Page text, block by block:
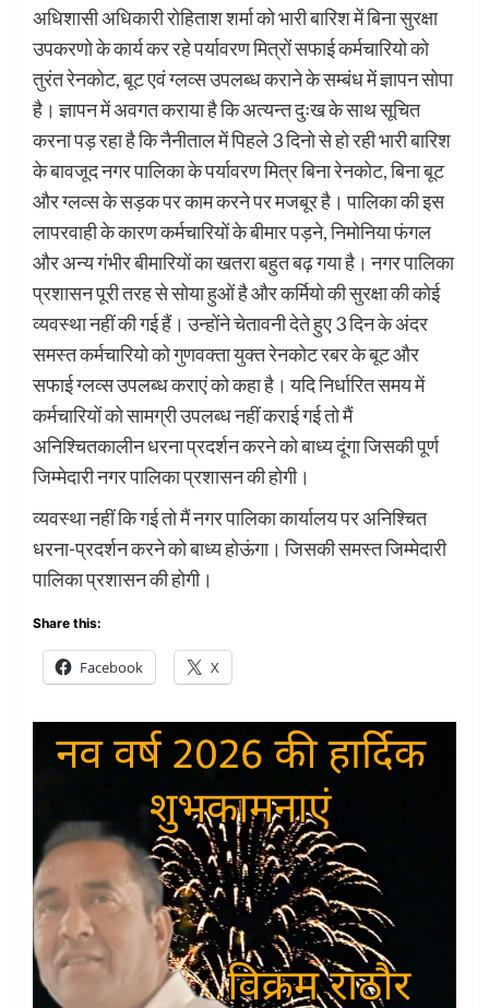
अधिशासी अधिकारी रोहिताश शर्मा को भारी बारिश में बिना सुरक्षा
उपकरणो के कार्य कर रहे पर्यावरण मित्रों सफाई कर्मचारियो को
तुरंत रेनकोट, बूट एवं ग्लव्स उपलब्ध कराने के सम्बंध में ज्ञापन सोपा
है। ज्ञापन में अवगत कराया है कि अत्यन्त दुःख के साथ सूचित
करना पड़ रहा है कि नैनीताल में पिहले 3 दिनो से हो रही भारी बारिश
के बावजूद नगर पालिका के पर्यावरण मित्र बिना रेनकोट, बिना बूट
और ग्लव्स के सड़क पर काम करने पर मजबूर है। पालिका की इस
लापरवाही के कारण कर्मचारियों के बीमार पड़ने, निमोनिया फंगल
और अन्य गंभीर बीमारियों का खतरा बहुत बढ़ गया है। नगर पालिका
प्रशासन पूरी तरह से सोया हुओं है और कर्मियो की सुरक्षा की कोई
व्यवस्था नहीं की गई हैं। उन्होंने चेतावनी देते हुए 3 दिन के अंदर
समस्त कर्मचारियो को गुणवक्ता युक्त रेनकोट रबर के बूट और
सफाई ग्लव्स उपलब्ध कराएं को कहा है। यदि निर्धारित समय में
कर्मचारियों को सामग्री उपलब्ध नहीं कराई गई तो मैं
अनिश्चितकालीन धरना प्रदर्शन करने को बाध्य दूंगा जिसकी पूर्ण
जिम्मेदारी नगर पालिका प्रशासन की होगी।
व्यवस्था नहीं कि गई तो मैं नगर पालिका कार्यालय पर अनिश्चित
धरना-प्रदर्शन करने को बाध्य होऊंगा। जिसकी समस्त जिम्मेदारी
पालिका प्रशासन की होगी।
Share this:
Facebook X